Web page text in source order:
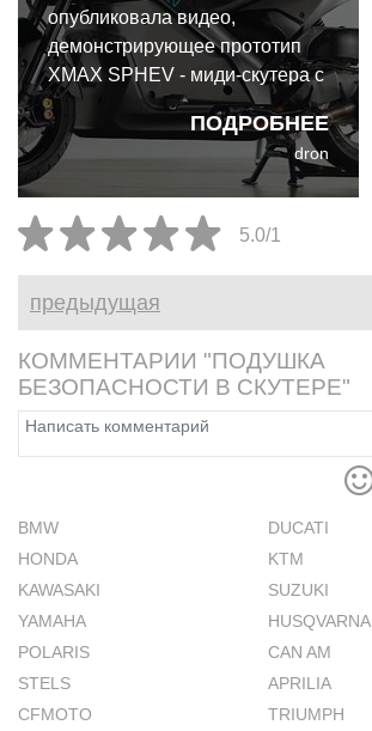
ПОДРОБНЕЕ
опубликовала видео,
демонстрирующее прототип
XMAX SPHEV - миди-скутера с
последовательно-
параллельной гибридной
силовой установкой, которая
способна сочетать двигатель
внутреннего сгорания и
электропривод несколькими
различными способами.
dron
5.0/1
предыдущая
КОММЕНТАРИИ "ПОДУШКА
БЕЗОПАСНОСТИ В СКУТЕРЕ"
BMW
DUCATI
HONDA
KTM
KAWASAKI
SUZUKI
YAMAHA
HUSQVARNA
POLARIS
CAN AM
STELS
APRILIA
CFMOTO
TRIUMPH